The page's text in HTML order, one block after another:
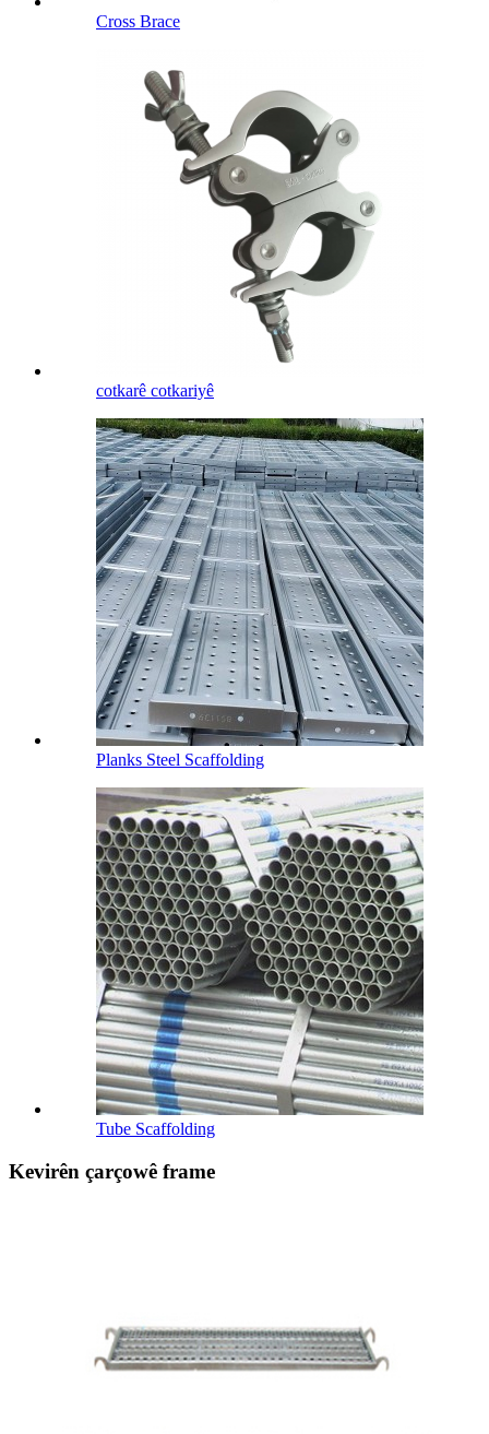
Cross Brace
cotkarê cotkariyê
Planks Steel Scaffolding
Tube Scaffolding
Kevirên çarçowê frame